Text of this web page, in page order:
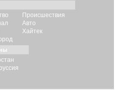
Происшествия
Авто
Хайтек